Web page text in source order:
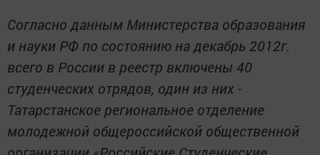
Согласно данным Министерства образования
и науки РФ по состоянию на декабрь 2012г.
всего в России в реестр включены 40
студенческих отрядов, один из них -
Татарстанское региональное отделение
молодежной общероссийской общественной